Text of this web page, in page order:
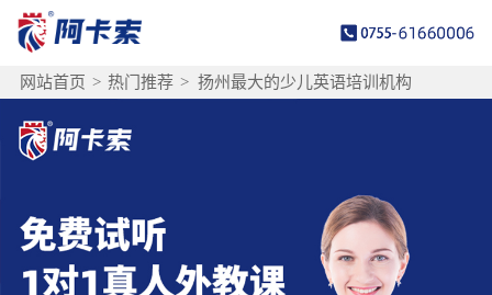
网站首页 > 热门推荐 > 扬州最大的少儿英语培训机构